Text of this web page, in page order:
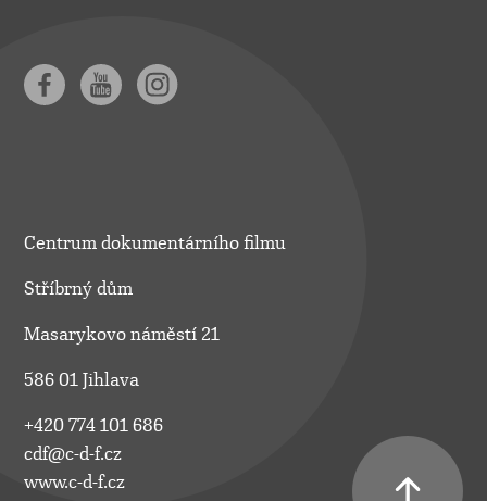
Centrum dokumentárního filmu
Stříbrný dům
Masarykovo náměstí 21
586 01 Jihlava
+420 774 101 686
cdf@c-d-f.cz
www.c-d-f.cz